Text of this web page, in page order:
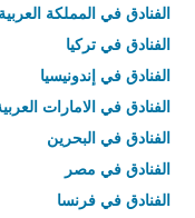
الفنادق في المملكة
الفنادق في تركيا
الفنادق في إندونيسيا
الفنادق في الامارات
الفنادق في البحرين
الفنادق في مصر
الفنادق في فرنسا